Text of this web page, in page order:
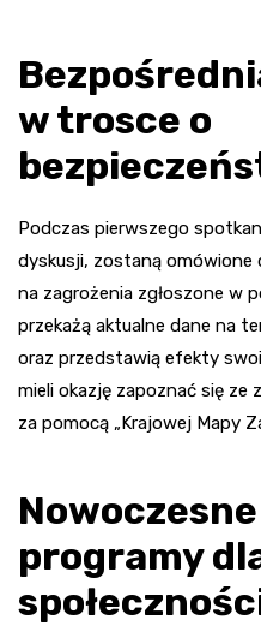
w trosce o
Podczas pierwszego
dyskusji, zostaną omówione
na zagrożenia zgłoszone w
przekażą aktualne dane na
oraz przedstawią efekty
mieli okazję zapoznać się ze
za pomocą „Krajowej Mapy
programy